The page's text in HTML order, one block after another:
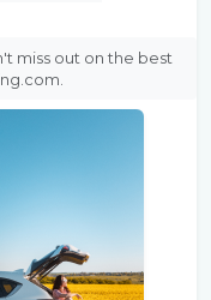
miss out on the best